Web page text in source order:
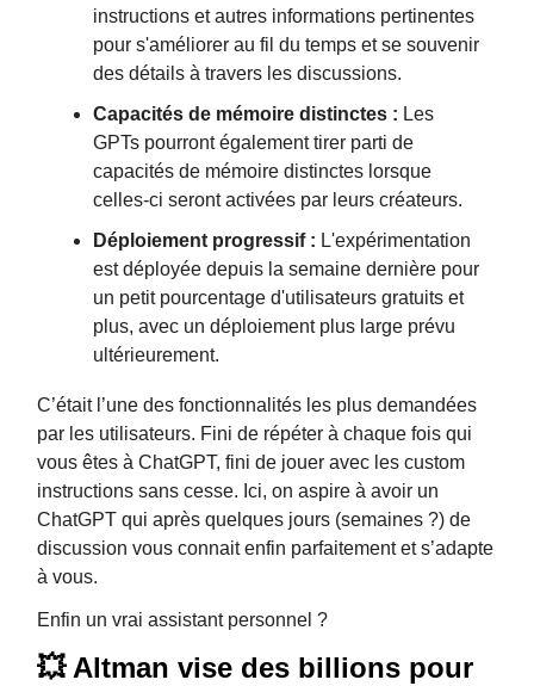
instructions et autres informations pertinentes
pour s'améliorer au fil du temps et se souvenir
des détails à travers les discussions.
Capacités de mémoire distinctes : Les
GPTs pourront également tirer parti de
capacités de mémoire distinctes lorsque
celles-ci seront activées par leurs créateurs.
Déploiement progressif : L'expérimentation
est déployée depuis la semaine dernière pour
un petit pourcentage d'utilisateurs gratuits et
plus, avec un déploiement plus large prévu
ultérieurement.
C’était l’une des fonctionnalités les plus demandées
par les utilisateurs. Fini de répéter à chaque fois qui
vous êtes à ChatGPT, fini de jouer avec les custom
instructions sans cesse. Ici, on aspire à avoir un
ChatGPT qui après quelques jours (semaines ?) de
discussion vous connait enfin parfaitement et s’adapte
à vous.
Enfin un vrai assistant personnel ?
💥 Altman vise des billions pour